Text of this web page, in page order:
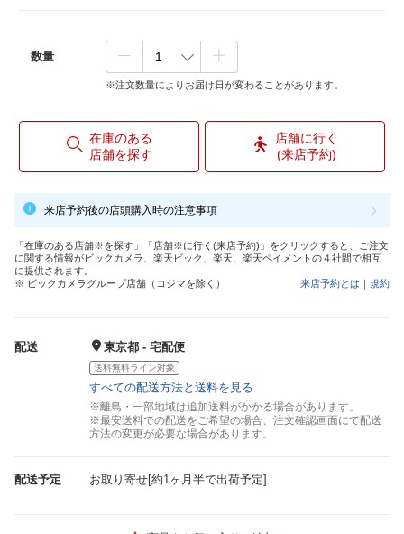
数量
※注文数量によりお届け日が変わることがあります。
在庫のある
店舗を探す
店舗に行く
(来店予約)
来店予約後の店頭購入時の注意事項
「在庫のある店舗※を探す」「店舗※に行く(来店予約)」をクリックすると、ご注文
に関する情報がビックカメラ、楽天ビック、楽天、楽天ペイメントの４社間で相互
に提供されます。
※ ビックカメラグループ店舗（コジマを除く）
来店予約とは ｜ 規約
配送 東京都 - 宅配便
送料無料ライン対象
すべての配送方法と送料を見る
※離島・一部地域は追加送料がかかる場合があります。
※最安送料での配送をご希望の場合、注文確認画面にて配送
方法の変更が必要な場合があります。
配送予定 お取り寄せ[約1ヶ月半で出荷予定]